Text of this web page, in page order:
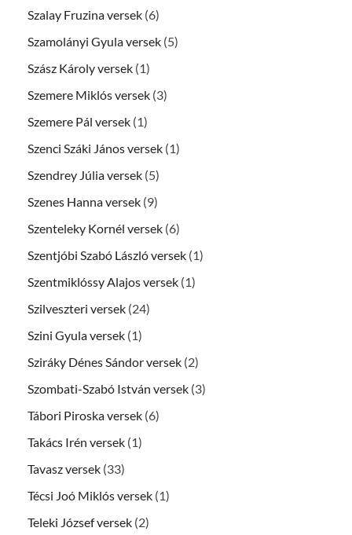
Szalay Fruzina versek (6)
Szamolányi Gyula versek (5)
Szász Károly versek (1)
Szemere Miklós versek (3)
Szemere Pál versek (1)
Szenci Száki János versek (1)
Szendrey Júlia versek (5)
Szenes Hanna versek (9)
Szenteleky Kornél versek (6)
Szentjóbi Szabó László versek (1)
Szentmiklóssy Alajos versek (1)
Szilveszteri versek (24)
Szini Gyula versek (1)
Sziráky Dénes Sándor versek (2)
Szombati-Szabó István versek (3)
Tábori Piroska versek (6)
Takács Irén versek (1)
Tavasz versek (33)
Técsi Joó Miklós versek (1)
Teleki József versek (2)